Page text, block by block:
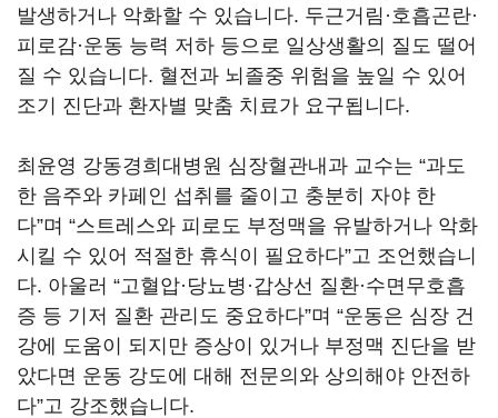
발생하거나 악화할 수 있습니다. 두근거림·호흡곤란·
피로감·운동 능력 저하 등으로 일상생활의 질도 떨어
질 수 있습니다. 혈전과 뇌졸중 위험을 높일 수 있어
조기 진단과 환자별 맞춤 치료가 요구됩니다.
최윤영 강동경희대병원 심장혈관내과 교수는 “과도
한 음주와 카페인 섭취를 줄이고 충분히 자야 한
다”며 “스트레스와 피로도 부정맥을 유발하거나 악화
시킬 수 있어 적절한 휴식이 필요하다”고 조언했습니
다. 아울러 “고혈압·당뇨병·갑상선 질환·수면무호흡
증 등 기저 질환 관리도 중요하다”며 “운동은 심장 건
강에 도움이 되지만 증상이 있거나 부정맥 진단을 받
았다면 운동 강도에 대해 전문의와 상의해야 안전하
다”고 강조했습니다.